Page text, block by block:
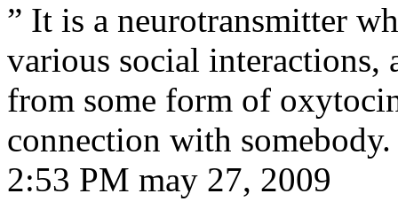
” It is a neurotransmitter
various social interactions,
from some form of
connection with
2:53 PM may 27, 2009